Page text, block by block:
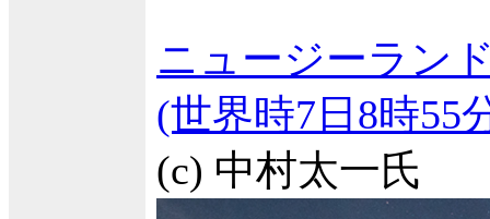
ニュージーラン
(世界時7日8時55
(c) 中村太一氏